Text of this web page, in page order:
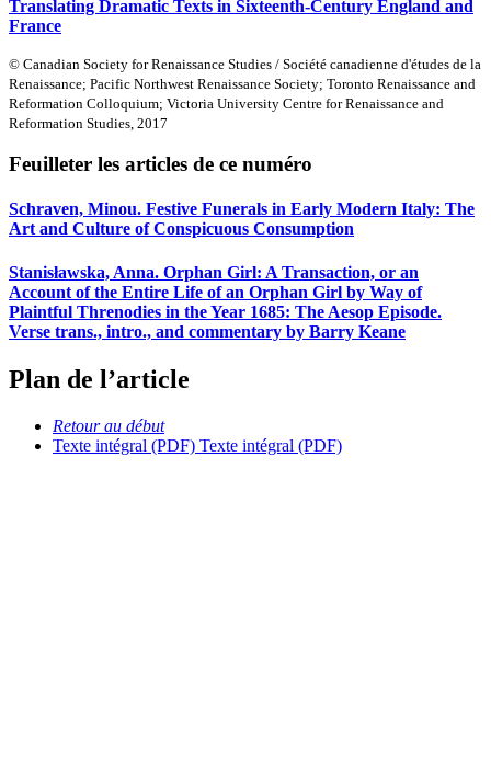
Translating Dramatic Texts in Sixteenth-Century England and
France
© Canadian Society for Renaissance Studies / Société canadienne d'études de la
Renaissance; Pacific Northwest Renaissance Society; Toronto Renaissance and
Reformation Colloquium; Victoria University Centre for Renaissance and
Reformation Studies, 2017
Feuilleter les articles de ce numéro
Schraven, Minou. Festive Funerals in Early Modern Italy: The
Art and Culture of Conspicuous Consumption
Stanisławska, Anna. Orphan Girl: A Transaction, or an
Account of the Entire Life of an Orphan Girl by Way of
Plaintful Threnodies in the Year 1685: The Aesop Episode.
Verse trans., intro., and commentary by Barry Keane
Plan de l’article
Retour au début
Texte intégral (PDF) Texte intégral (PDF)